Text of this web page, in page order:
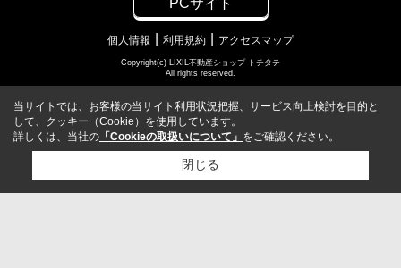
PCサイト
個人情報 利用規約 アクセスマップ
Copyright(c) LIXIL不動産ショップ トチタテ
All rights reserved.
当サイトでは、お客様の当サイト利用状況把握、サービス向上検討を目的と
して、クッキー（Cookie）を使用しています。
詳しくは、当社の 「Cookieの取扱いについて」 をご確認ください。
閉じる